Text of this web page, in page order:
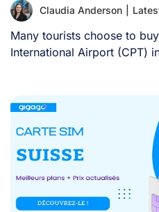
Claudia Anderson
Many tourists choose to
International Airport (CPT)